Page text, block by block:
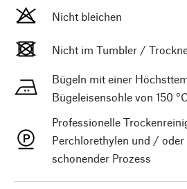
Nicht bleichen
Nicht im Tumbler /
Bügeln mit einer
Bügeleisensohle von 150
Professionelle
Perchlorethylen und /
schonender Prozess